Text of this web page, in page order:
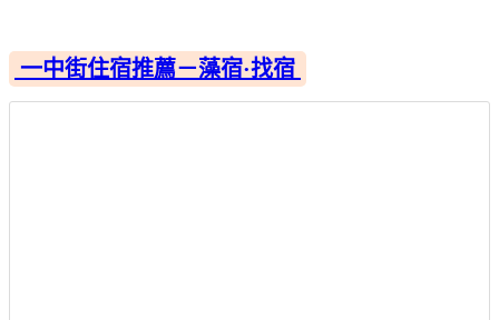
一中街住宿推薦－藻宿·找宿